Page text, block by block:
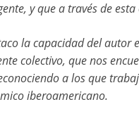
y que a través de
la capacidad del autor
colectivo, que nos
a los que
iberoamericano.